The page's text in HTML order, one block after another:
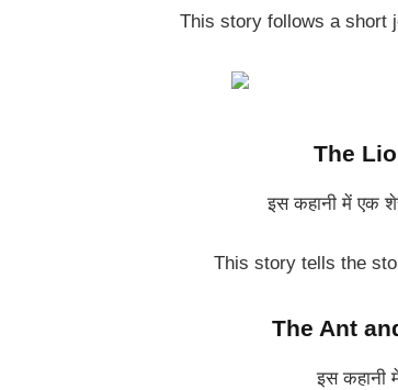
This story follows a short
The
इस कहानी में एक
This story tells the
The Ant
इस कहानी